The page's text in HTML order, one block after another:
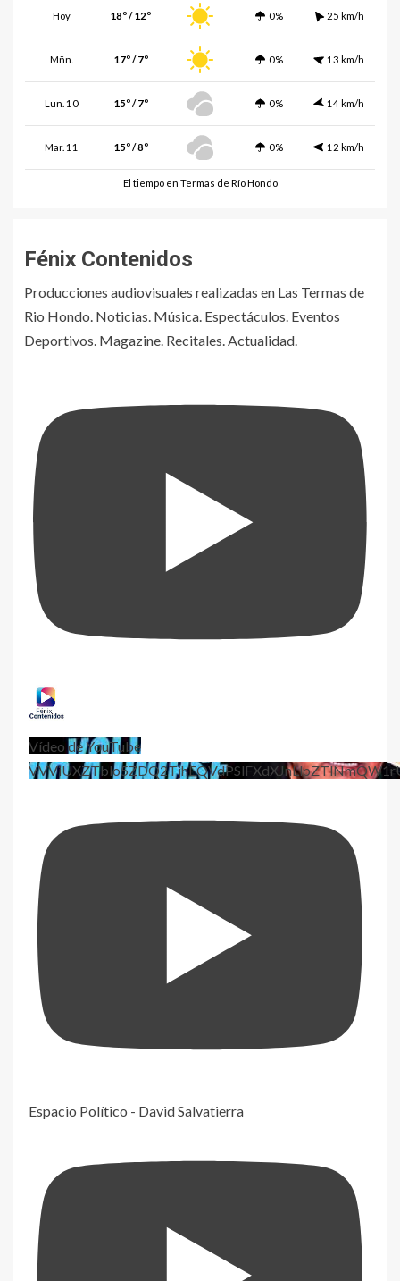
Hoy 18º / 12º 0% 25 km/h
Mñn. 17º / 7º 0% 13 km/h
Lun. 10 15º / 7º 0% 14 km/h
Mar. 11 15º / 8º 0% 12 km/h
El tiempo en Termas de Río Hondo
Fénix Contenidos
Producciones audiovisuales realizadas en Las Termas de
Rio Hondo. Noticias. Música. Espectáculos. Eventos
Deportivos. Magazine. Recitales. Actualidad.
Vídeo de YouTube
Espacio Político - David Salvatierra